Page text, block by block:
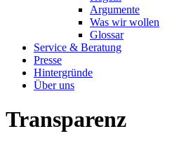
Argumente
Was wir wollen
Glossar
Service & Beratung
Presse
Hintergründe
Über uns
Transparenz